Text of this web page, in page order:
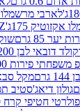
פרח 180ג'
גרם
טבלת
מקל
סבא ורוד לבן 144 גרם
תפוז 280ג'
מ"ל ורוד